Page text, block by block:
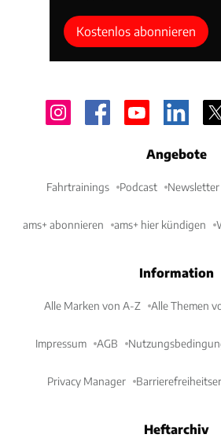
Kostenlos abonnieren
Angebote
Fahrtrainings Podcast Newsletter
ams+ abonnieren ams+ hier kündigen
Information
Alle Marken von A-Z Alle Themen
Impressum AGB
Privacy Manager
Heftarchiv